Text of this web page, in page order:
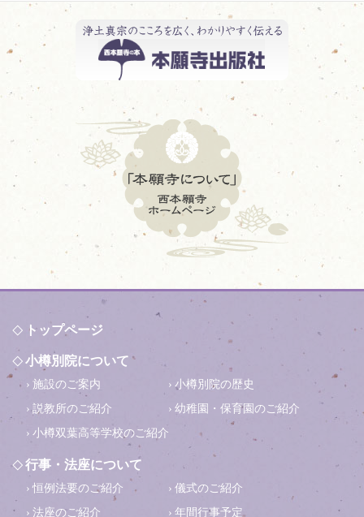
トップページ
小樽別院について
施設のご案内
小樽別院の歴史
説教所のご紹介
幼稚園・保育園のご紹介
小樽双葉高等学校のご紹介
行事・法座について
恒例法要のご紹介
儀式のご紹介
法座のご紹介
年間行事予定